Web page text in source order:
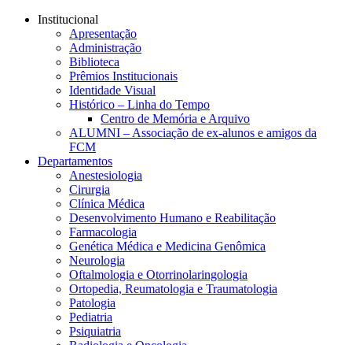
Conteúdo principal
Institucional
Apresentação
Administração
Biblioteca
Prêmios Institucionais
Identidade Visual
Histórico – Linha do Tempo
Centro de Memória e Arquivo
ALUMNI – Associação de ex-alunos e amigos da
FCM
Departamentos
Anestesiologia
Cirurgia
Clínica Médica
Desenvolvimento Humano e Reabilitação
Farmacologia
Genética Médica e Medicina Genômica
Neurologia
Oftalmologia e Otorrinolaringologia
Ortopedia, Reumatologia e Traumatologia
Patologia
Pediatria
Psiquiatria